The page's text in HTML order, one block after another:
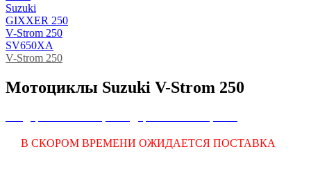
Suzuki
GIXXER 250
V-Strom 250
SV650XA
V-Strom 250
Мотоциклы Suzuki V-Strom 250
В СКОРОМ ВРЕМЕНИ ОЖИДАЕТСЯ ПОСТАВКА